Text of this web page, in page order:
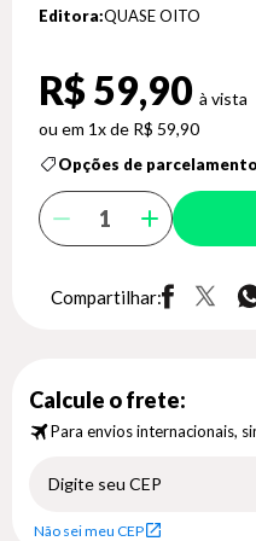
Editora:QUASE OITO
R$ 59,90
1x de R$ 59,90
Opções de parcelamento
Compartilhar:
Calcule o frete:
Para envios internacionais,
Não sei meu CEP